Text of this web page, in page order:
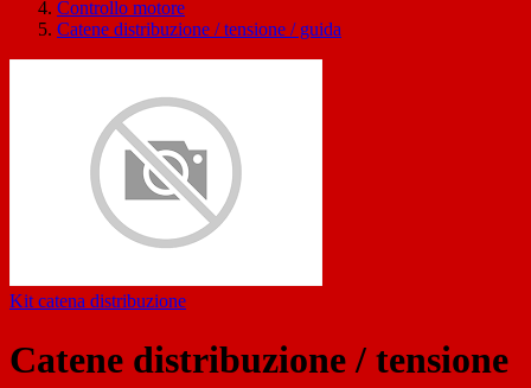
Controllo motore
Catene distribuzione / tensione / guida
Kit catena distribuzione
Catene distribuzione / tensione